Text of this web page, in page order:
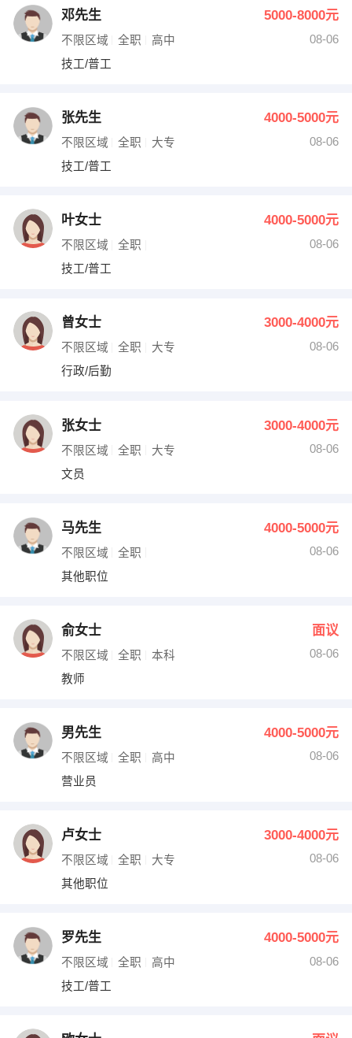
邓先生 5000-8000元
不限区域 全职 高中
08-06
技工/普工
张先生 4000-5000元
不限区域 全职 大专
08-06
技工/普工
叶女士 4000-5000元
不限区域 全职
08-06
技工/普工
曾女士 3000-4000元
不限区域 全职 大专
08-06
行政/后勤
张女士 3000-4000元
不限区域 全职 大专
08-06
文员
马先生 4000-5000元
不限区域 全职
08-06
其他职位
俞女士 面议
不限区域 全职 本科
08-06
教师
男先生 4000-5000元
不限区域 全职 高中
08-06
营业员
卢女士 3000-4000元
不限区域 全职 大专
08-06
其他职位
罗先生 4000-5000元
不限区域 全职 高中
08-06
技工/普工